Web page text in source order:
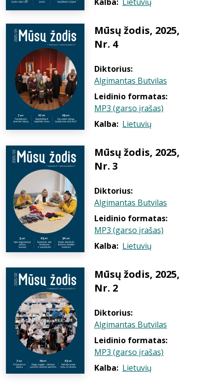
Mūsų žodis, 2025,
Nr. 4
Diktorius:
Algimantas Butvilas
Leidinio formatas:
MP3 (garso įrašas)
Kalba: Lietuvių
Mūsų žodis, 2025,
Nr. 3
Diktorius:
Algimantas Butvilas
Leidinio formatas:
MP3 (garso įrašas)
Kalba: Lietuvių
Mūsų žodis, 2025,
Nr. 2
Diktorius:
Algimantas Butvilas
Leidinio formatas:
MP3 (garso įrašas)
Kalba: Lietuvių